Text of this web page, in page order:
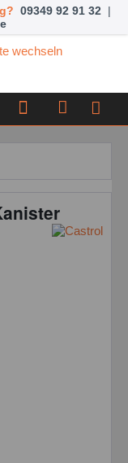
09349 92 91 32 |